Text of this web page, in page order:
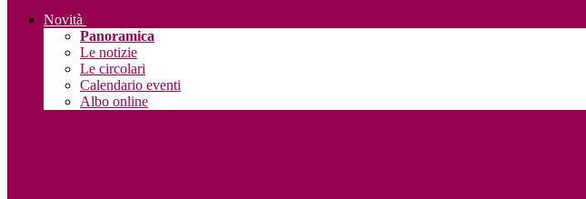
Novità
Panoramica
Le notizie
Le circolari
Calendario eventi
Albo online